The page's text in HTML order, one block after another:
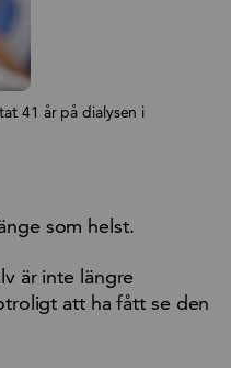
41 år på dialysen i
som helst.
är inte längre
att ha fått se den